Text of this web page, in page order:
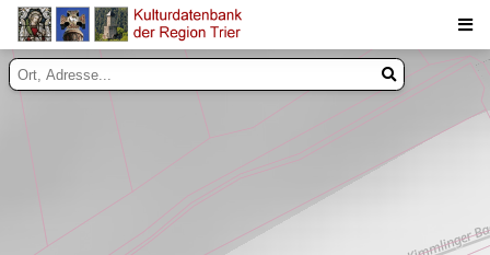
Suche